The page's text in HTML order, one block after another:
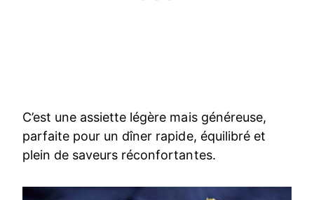
C’est une assiette légère mais généreuse,
parfaite pour un dîner rapide, équilibré et
plein de saveurs réconfortantes.